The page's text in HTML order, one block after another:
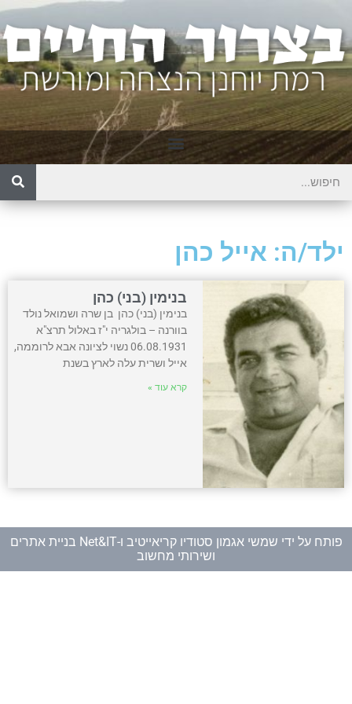
ילד/ה: אייל כהן
בנימין (בני) כהן
בנימין (בני) כהן בן שרה ושמואל נולד
בוורנה – בולגריה י"ז באלול תרצ"א
06.08.1931 נשוי לציונה אבא לרוממה,
אייל ושרית עלה לארץ בשנת
קרא עוד »
פותח על ידי שמשי אגמון סטודיו קריאייטיב ו-
Net&IT בניית אתרים
ושירותי מחשוב